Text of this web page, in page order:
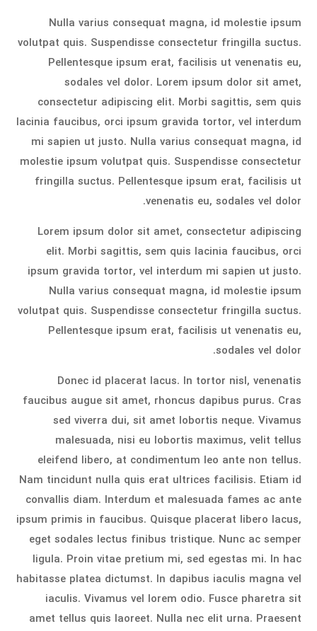
Nulla varius consequat magna, id molestie ipsum
volutpat quis. Suspendisse consectetur fringilla suctus.
Pellentesque ipsum erat, facilisis ut venenatis eu,
sodales vel dolor. Lorem ipsum dolor sit amet,
consectetur adipiscing elit. Morbi sagittis, sem quis
lacinia faucibus, orci ipsum gravida tortor, vel interdum
mi sapien ut justo. Nulla varius consequat magna, id
molestie ipsum volutpat quis. Suspendisse consectetur
fringilla suctus. Pellentesque ipsum erat, facilisis ut
venenatis eu, sodales vel dolor.
Lorem ipsum dolor sit amet, consectetur adipiscing
elit. Morbi sagittis, sem quis lacinia faucibus, orci
ipsum gravida tortor, vel interdum mi sapien ut justo.
Nulla varius consequat magna, id molestie ipsum
volutpat quis. Suspendisse consectetur fringilla suctus.
Pellentesque ipsum erat, facilisis ut venenatis eu,
sodales vel dolor.
Donec id placerat lacus. In tortor nisl, venenatis
faucibus augue sit amet, rhoncus dapibus purus. Cras
sed viverra dui, sit amet lobortis neque. Vivamus
malesuada, nisi eu lobortis maximus, velit tellus
eleifend libero, at condimentum leo ante non tellus.
Nam tincidunt nulla quis erat ultrices facilisis. Etiam id
convallis diam. Interdum et malesuada fames ac ante
ipsum primis in faucibus. Quisque placerat libero lacus,
eget sodales lectus finibus tristique. Nunc ac semper
ligula. Proin vitae pretium mi, sed egestas mi. In hac
habitasse platea dictumst. In dapibus iaculis magna vel
iaculis. Vivamus vel lorem odio. Fusce pharetra sit
amet tellus quis laoreet. Nulla nec elit urna. Praesent